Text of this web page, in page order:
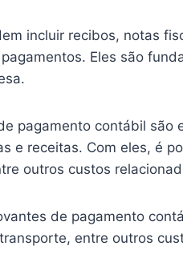
incluir recibos, notas
Eles são
pagamento contábil
e receitas. Com eles, é
outros custos
de pagamento
entre outros